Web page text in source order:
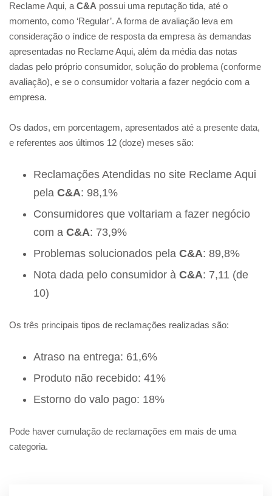
Reclame Aqui, a C&A possui uma reputação tida, até o
momento, como ‘Regular’. A forma de avaliação leva em
consideração o índice de resposta da empresa às demandas
apresentadas no Reclame Aqui, além da média das notas
dadas pelo próprio consumidor, solução do problema (conforme
avaliação), e se o consumidor voltaria a fazer negócio com a
empresa.
Os dados, em porcentagem, apresentados até a presente data,
e referentes aos últimos 12 (doze) meses são:
Reclamações Atendidas no site Reclame Aqui
pela C&A: 98,1%
Consumidores que voltariam a fazer negócio
com a C&A: 73,9%
Problemas solucionados pela C&A: 89,8%
Nota dada pelo consumidor à C&A: 7,11 (de
10)
Os três principais tipos de reclamações realizadas são:
Atraso na entrega: 61,6%
Produto não recebido: 41%
Estorno do valo pago: 18%
Pode haver cumulação de reclamações em mais de uma
categoria.